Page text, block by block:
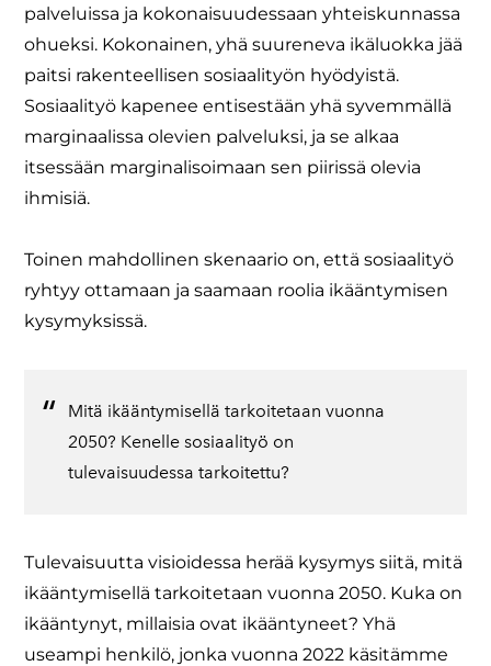
palveluissa ja kokonaisuudessaan yhteiskunnassa
ohueksi. Kokonainen, yhä suureneva ikäluokka jää
paitsi rakenteellisen sosiaalityön hyödyistä.
Sosiaalityö kapenee entisestään yhä syvemmällä
marginaalissa olevien palveluksi, ja se alkaa
itsessään marginalisoimaan sen piirissä olevia
ihmisiä.
Toinen mahdollinen skenaario on, että sosiaalityö
ryhtyy ottamaan ja saamaan roolia ikääntymisen
kysymyksissä.
​Mitä ikääntymisellä tarkoitetaan vuonna
2050? Kenelle sosiaalityö on
tulevaisuudessa tarkoitettu?
​Tulevaisuutta visioidessa herää kysymys siitä, mitä
ikääntymisellä tarkoitetaan vuonna 2050. Kuka on
ikääntynyt, millaisia ovat ikääntyneet? Yhä
useampi henkilö, jonka vuonna 2022 käsitämme